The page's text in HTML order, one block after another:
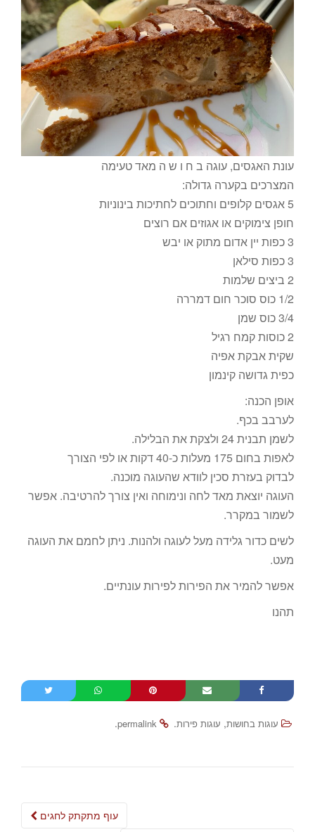
עונת האגסים, עוגה ב ח ו ש ה מאד טעימה
המצרכים בקערה גדולה:
5 אגסים קלופים וחתוכים לחתיכות בינוניות
חופן צימוקים או אגוזים אם רוצים
3 כפות יין אדום מתוק או יבש
3 כפות סילאן
2 ביצים שלמות
1/2 כוס סוכר חום דמררה
3/4 כוס שמן
2 כוסות קמח רגיל
שקית אבקת אפיה
כפית גדושה קינמון
אופן הכנה:
לערבב בכף.
לשמן תבנית 24 ולצקת את הבלילה.
לאפות בחום 175 מעלות כ-40 דקות או לפי הצורך
לבדוק בעזרת סכין לוודא שהעוגה מוכנה.
העוגה יוצאת מאד לחה ונימוחה ואין צורך להרטיבה. אפשר
לשמור במקרר.
לשים כדור גלידה מעל לעוגה ולהנות. ניתן לחמם את העוגה
מעט.
אפשר להמיר את הפירות לפירות עונתיים.
תהנו
עוגות בחושות, עוגות פירות.
permalink
.
Post
עוף מתקתק לחגים